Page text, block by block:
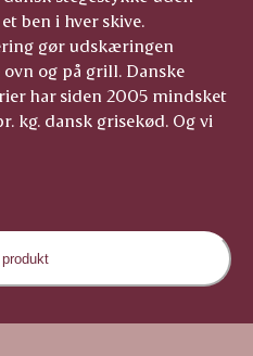
ben i hver skive.
gør udskæringen
og på grill. Danske
har siden 2005 mindsket
kg. dansk grisekød. Og vi